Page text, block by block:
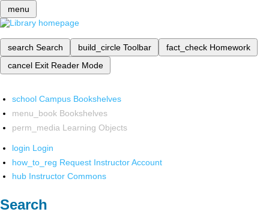
menu
search Search build_circle Toolbar fact_check Homework
cancel Exit Reader Mode
school Campus Bookshelves
menu_book Bookshelves
perm_media Learning Objects
login Login
how_to_reg Request Instructor Account
hub Instructor Commons
Search